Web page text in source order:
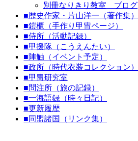
別冊なりきり教室 ブログ
■歴史作家・片山洋一（著作集）
■鎧櫃（手作り甲冑ページ）
■侍所（活動記録）
■甲援隊（こうえんたい）
■陣触（イベント予定）
■政所（時代衣装コレクション）
■甲冑研究室
■問注所（旅の記録）
■一海語録（時々日記）
■更新履歴
■同盟諸国（リンク集）